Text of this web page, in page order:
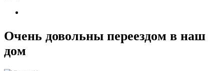
Очень довольны переездом в наш
дом